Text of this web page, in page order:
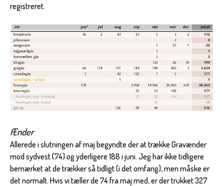
registreret.
Ænder
Allerede i slutningen af maj begyndte der at trække Gravænder
mod sydvest (74) og yderligere 188 i juni. Jeg har ikke tidligere
bemærket at de trækker så tidligt (i det omfang), men måske er
det normalt. Hvis vi tæller de 74 fra maj med, er der trukket 327